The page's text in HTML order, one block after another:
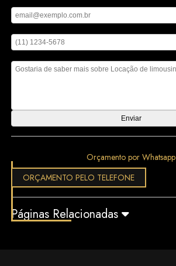
Orçamento por Whatsapp
ORÇAMENTO PELO TELEFONE
Páginas Relacionadas